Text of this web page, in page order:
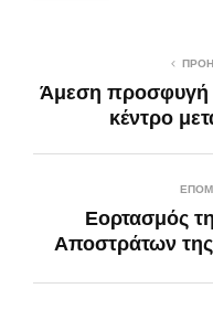
Άμεση προσφυγή
κέντρο
Εορτασμός
Αποστράτων